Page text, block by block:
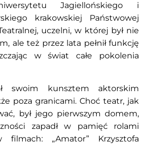
Jagiellońskiego i
krakowskiej Państwowej
uczelni, w której był nie
ale też przez lata pełnił funkcję
w świat całe pokolenia
swoim kunsztem aktorskim
poza granicami. Choć teatr, jak
był jego pierwszym domem,
zapadł w pamięć rolami
filmach: „Amator” Krzysztofa